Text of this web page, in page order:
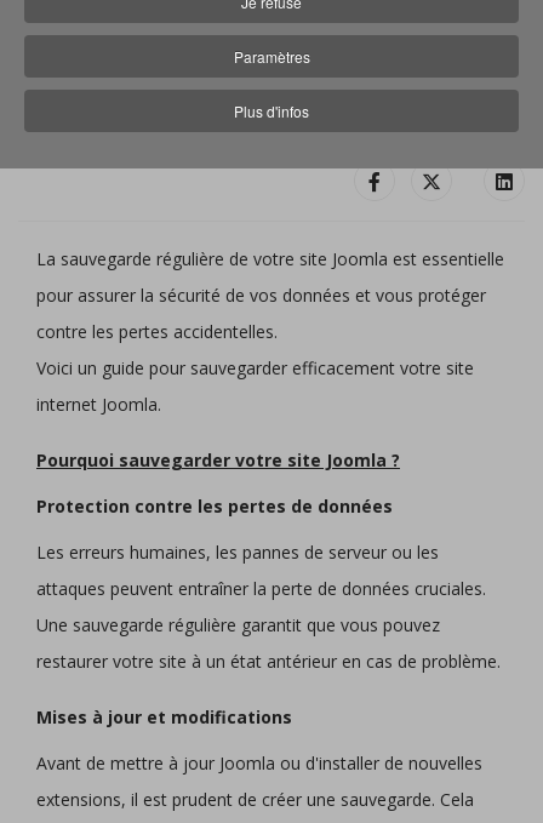
Paramètres
Plus d'infos
Sauvegarder son site internet Joomla
29 Mars 2026
La sauvegarde régulière de votre site Joomla est essentielle
pour assurer la sécurité de vos données et vous protéger
contre les pertes accidentelles.
Voici un guide pour sauvegarder efficacement votre site
internet Joomla.
Pourquoi sauvegarder votre site Joomla ?
Protection contre les pertes de données
Les erreurs humaines, les pannes de serveur ou les
attaques peuvent entraîner la perte de données cruciales.
Une sauvegarde régulière garantit que vous pouvez
restaurer votre site à un état antérieur en cas de problème.
Mises à jour et modifications
Avant de mettre à jour Joomla ou d'installer de nouvelles
extensions, il est prudent de créer une sauvegarde. Cela